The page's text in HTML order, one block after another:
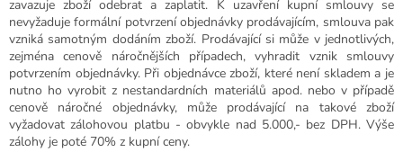
zavazuje zboží odebrat a zaplatit. K uzavření kupní smlouvy se
nevyžaduje formální potvrzení objednávky prodávajícím, smlouva pak
vzniká samotným dodáním zboží. Prodávající si může v jednotlivých,
zejména cenově náročnějších případech, vyhradit vznik smlouvy
potvrzením objednávky. Při objednávce zboží, které není skladem a je
nutno ho vyrobit z nestandardních materiálů apod. nebo v případě
cenově náročné objednávky, může prodávající na takové zboží
vyžadovat zálohovou platbu - obvykle nad 5.000,- bez DPH. Výše
zálohy je poté 70% z kupní ceny.